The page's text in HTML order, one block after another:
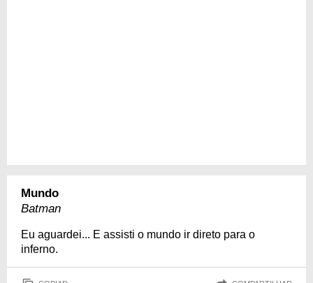
Mundo
Batman
Eu aguardei... E assisti o mundo ir direto para o
inferno.